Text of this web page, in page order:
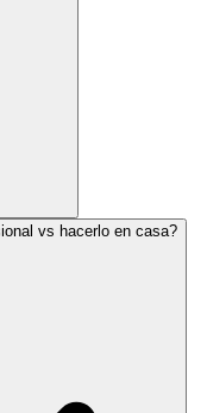
vs hacerlo en casa?